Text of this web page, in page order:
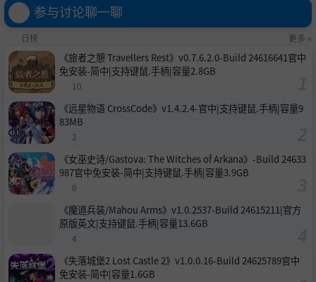
参与讨论聊一聊
日榜 更多 »
《旅者之憩 Travellers Rest》v0.7.6.2.0-Build 24616641官中
免安装-简中|支持键鼠.手柄|容量2.8GB
10
《远星物语 CrossCode》v1.4.2.4-官中|支持键鼠.手柄|容量9
83MB
2
《女巫史诗/Gastova: The Witches of Arkana》-Build 24633
987官中免安装-简中|支持键鼠.手柄|容量3.9GB
0
《魔道兵装/Mahou Arms》v1.0.2537-Build 24615211|官方
原版英文|支持键鼠.手柄|容量13.6GB
4
《失落城堡2 Lost Castle 2》v1.0.0.16-Build 24625789官中
免安装-简中|容量1.6GB